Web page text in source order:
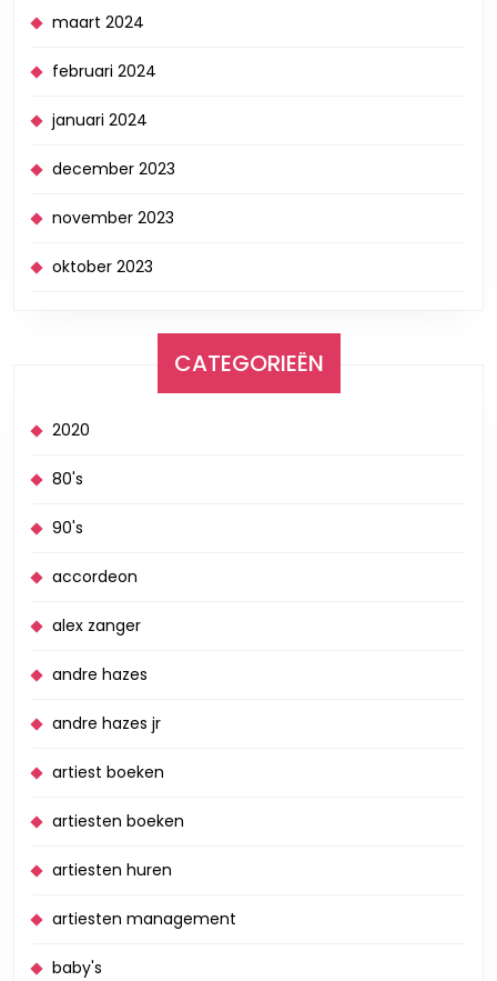
maart 2024
februari 2024
januari 2024
december 2023
november 2023
oktober 2023
CATEGORIEËN
2020
80's
90's
accordeon
alex zanger
andre hazes
andre hazes jr
artiest boeken
artiesten boeken
artiesten huren
artiesten management
baby's